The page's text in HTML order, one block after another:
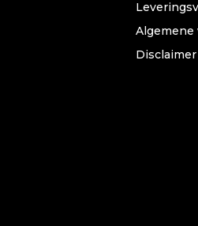
Algemene
Disclaimer